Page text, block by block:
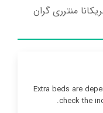
منترری گران
Extra beds are
check the